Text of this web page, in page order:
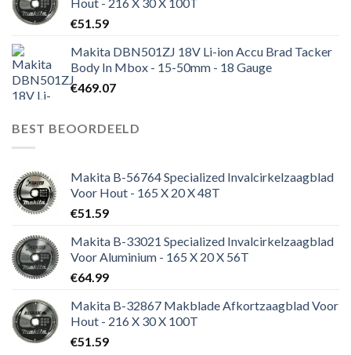
Hout - 216 X 30 X 100T
€51.59
Makita DBN501ZJ 18V Li-ion Accu Brad Tacker
Body In Mbox - 15-50mm - 18 Gauge
€469.07
BEST BEOORDEELD
Makita B-56764 Specialized Invalcirkelzaagblad
Voor Hout - 165 X 20 X 48T
€51.59
Makita B-33021 Specialized Invalcirkelzaagblad
Voor Aluminium - 165 X 20 X 56T
€64.99
Makita B-32867 Makblade Afkortzaagblad Voor
Hout - 216 X 30 X 100T
€51.59